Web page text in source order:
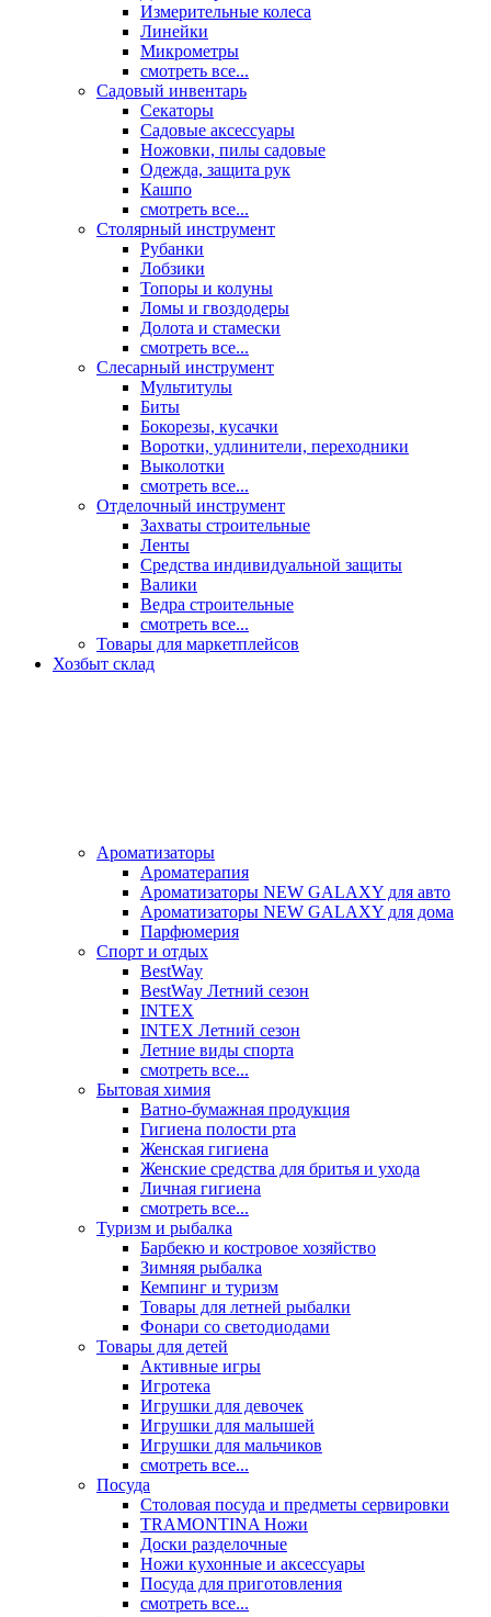
Измерительные колеса
Линейки
Микрометры
смотреть все...
Садовый инвентарь
Секаторы
Садовые аксессуары
Ножовки, пилы садовые
Одежда, защита рук
Кашпо
смотреть все...
Столярный инструмент
Рубанки
Лобзики
Топоры и колуны
Ломы и гвоздодеры
Долота и стамески
смотреть все...
Слесарный инструмент
Мультитулы
Биты
Бокорезы, кусачки
Воротки, удлинители, переходники
Выколотки
смотреть все...
Отделочный инструмент
Захваты строительные
Ленты
Средства индивидуальной защиты
Валики
Ведра строительные
смотреть все...
Товары для маркетплейсов
Хозбыт склад
Ароматизаторы
Ароматерапия
Ароматизаторы NEW GALAXY для авто
Ароматизаторы NEW GALAXY для дома
Парфюмерия
Спорт и отдых
BestWay
BestWay Летний сезон
INTEX
INTEX Летний сезон
Летние виды спорта
смотреть все...
Бытовая химия
Ватно-бумажная продукция
Гигиена полости рта
Женская гигиена
Женские средства для бритья и ухода
Личная гигиена
смотреть все...
Туризм и рыбалка
Барбекю и костровое хозяйство
Зимняя рыбалка
Кемпинг и туризм
Товары для летней рыбалки
Фонари со светодиодами
Товары для детей
Активные игры
Игротека
Игрушки для девочек
Игрушки для малышей
Игрушки для мальчиков
смотреть все...
Посуда
Столовая посуда и предметы сервировки
TRAMONTINA Ножи
Доски разделочные
Ножи кухонные и аксессуары
Посуда для приготовления
смотреть все...